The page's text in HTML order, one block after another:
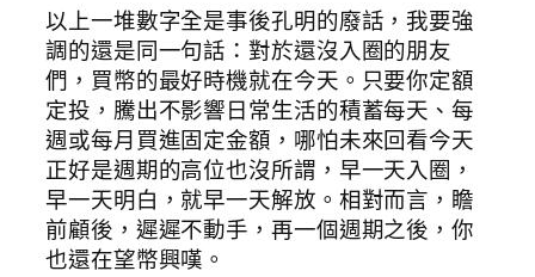
以上一堆數字全是事後孔明的廢話，我要強
調的還是同一句話：對於還沒入圈的朋友
們，買幣的最好時機就在今天。只要你定額
定投，騰出不影響日常生活的積蓄每天、每
週或每月買進固定金額，哪怕未來回看今天
正好是週期的高位也沒所謂，早一天入圈，
早一天明白，就早一天解放。相對而言，瞻
前顧後，遲遲不動手，再一個週期之後，你
也還在望幣興嘆。